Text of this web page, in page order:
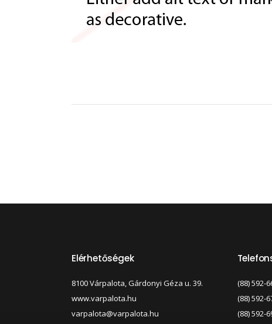
Elérhetőségek
8100 Várpalota, Gárdonyi Géza u. 39.
www.varpalota.hu
varpalota@varpalota.hu
(88) 592-
(88) 592-
(88) 592-